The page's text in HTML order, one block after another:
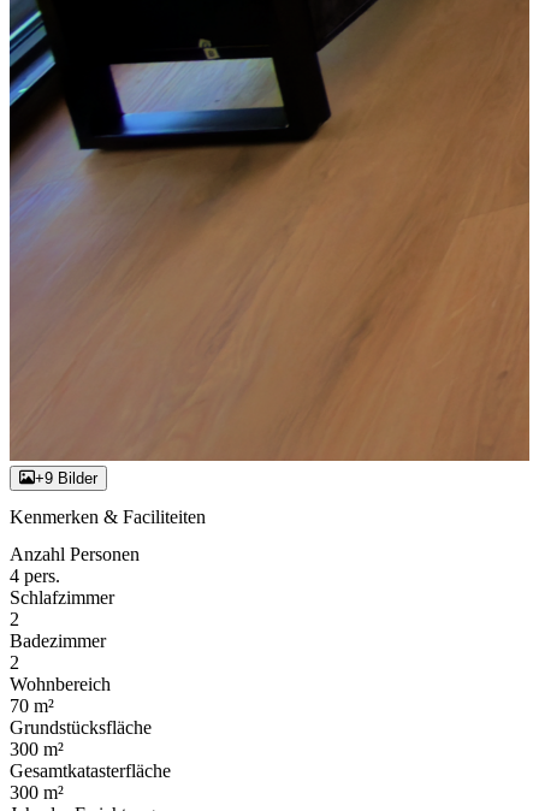
+9 Bilder
Kenmerken & Faciliteiten
Anzahl Personen
4 pers.
Schlafzimmer
2
Badezimmer
2
Wohnbereich
70 m²
Grundstücksfläche
300 m²
Gesamtkatasterfläche
300 m²